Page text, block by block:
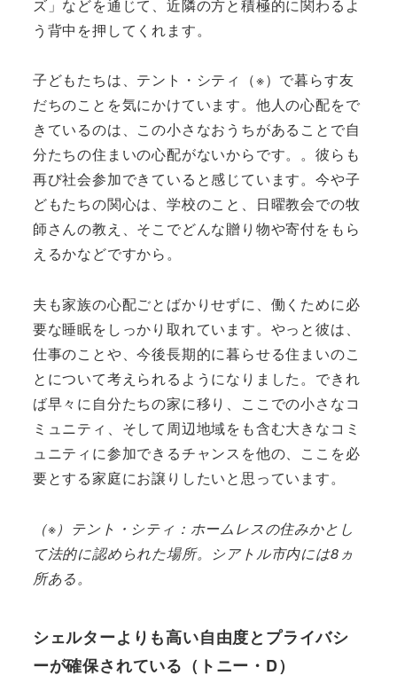
ズ」などを通じて、近隣の方と積極的に関わるよ
う背中を押してくれます。
子どもたちは、テント・シティ（※）で暮らす友
だちのことを気にかけています。他人の心配をで
きているのは、この小さなおうちがあることで自
分たちの住まいの心配がないからです。。彼らも
再び社会参加できていると感じています。今や子
どもたちの関心は、学校のこと、日曜教会での牧
師さんの教え、そこでどんな贈り物や寄付をもら
えるかなどですから。
夫も家族の心配ごとばかりせずに、働くために必
要な睡眠をしっかり取れています。やっと彼は、
仕事のことや、今後長期的に暮らせる住まいのこ
とについて考えられるようになりました。できれ
ば早々に自分たちの家に移り、ここでの小さなコ
ミュニティ、そして周辺地域をも含む大きなコミ
ュニティに参加できるチャンスを他の、ここを必
要とする家庭にお譲りしたいと思っています。
（※）テント・シティ：ホームレスの住みかとし
て法的に認められた場所。シアトル市内には8ヵ
所ある。
シェルターよりも高い自由度とプライバシ
ーが確保されている（トニー・D）